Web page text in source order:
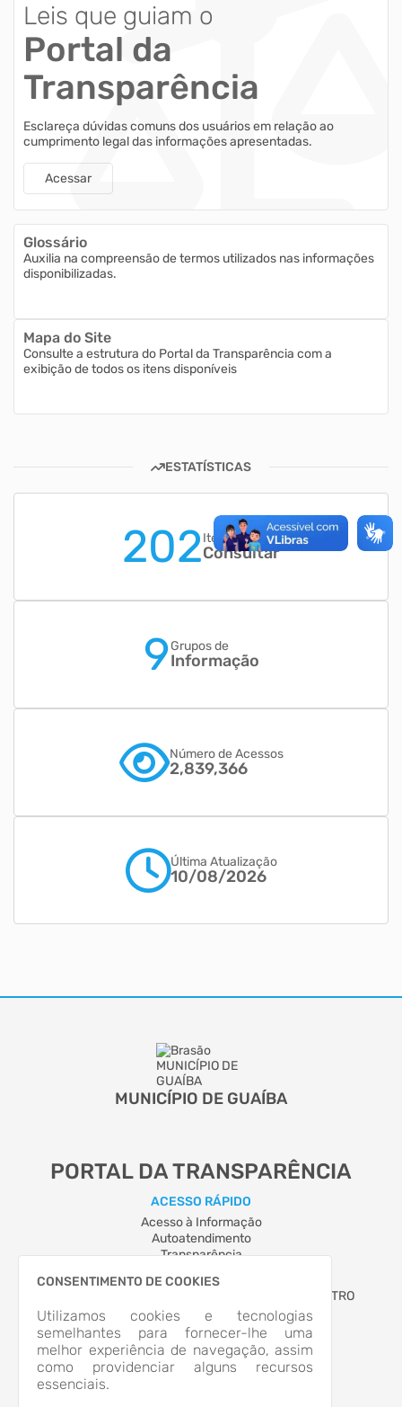
CONSENTIMENTO DE COOKIES
Utilizamos cookies e tecnologias
semelhantes para fornecer-lhe uma
melhor experiência de navegação, assim
como providenciar alguns recursos
essenciais.
Leis que guiam o
Portal da
Transparência
Esclareça dúvidas comuns dos usuários em relação ao
cumprimento legal das informações apresentadas.
Acessar
Glossário
Auxilia na compreensão de termos utilizados nas informações
disponibilizadas.
Mapa do Site
Consulte a estrutura do Portal da Transparência com a
exibição de todos os itens disponíveis
ESTATÍSTICAS
202Itens para
Consultar
9Grupos de
Informação
Número de Acessos
2,839,366
Última Atualização
10/08/2026
MUNICÍPIO DE GUAÍBA
PORTAL DA TRANSPARÊNCIA
ACESSO RÁPIDO
Acesso à Informação
Autoatendimento
Transparência
LOCALIZAÇÃO
AVENIDA NESTOR DE MOURA JARDIM, Nº 111, CENTRO
Guaíba/RS
CEP: 92.704-300
Abrir no Mapa
CONTATOS